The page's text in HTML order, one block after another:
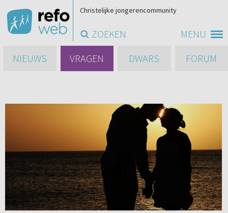
MENU
Christelijke jongerencommunity
ZOEKEN
NIEUWS
VRAGEN DWARS FORUM